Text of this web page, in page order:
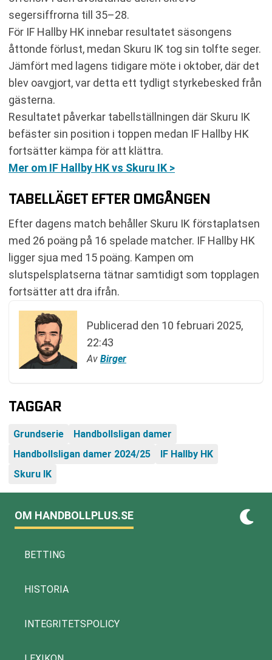
segersiffrorna till 35–28.
För IF Hallby HK innebar resultatet säsongens
åttonde förlust, medan Skuru IK tog sin tolfte seger.
Jämfört med lagens tidigare möte i oktober, där det
blev oavgjort, var detta ett tydligt styrkebesked från
gästerna.
Resultatet påverkar tabellställningen där Skuru IK
befäster sin position i toppen medan IF Hallby HK
fortsätter kämpa för att klättra.
Mer om IF Hallby HK vs Skuru IK >
TABELLÄGET EFTER OMGÅNGEN
Efter dagens match behåller Skuru IK förstaplatsen
med 26 poäng på 16 spelade matcher. IF Hallby HK
ligger sjua med 15 poäng. Kampen om
slutspelsplatserna tätnar samtidigt som topplagen
fortsätter att dra ifrån.
Publicerad den 10 februari 2025,
22:43
Av Birger
TAGGAR
Grundserie
Handbollsligan damer
Handbollsligan damer 2024/25
IF Hallby HK
Skuru IK
OM HANDBOLLPLUS.SE
BETTING
HISTORIA
INTEGRITETSPOLICY